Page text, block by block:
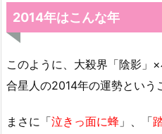
2014年はこんな年
このように、大殺界「陰影」
合星人の2014年の運勢という
まさに「泣きっ面に蜂 」、「